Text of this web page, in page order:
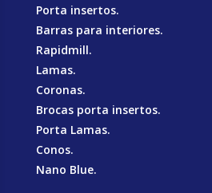
Porta insertos.
Barras para interiores.
Rapidmill.
Lamas.
Coronas.
Brocas porta insertos.
Porta Lamas.
Conos.
Nano Blue.